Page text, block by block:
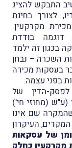
התבקש להציג
לצורך בחינת
מקרקעין.
בודדת
בכגון זה ילמד
השכרה – נבחן
בעסקות מכירה
בפני עצמה.
הדין של
(ע"ש (מחוזי חי')
שם אינו
העיקרון
של עסקאות